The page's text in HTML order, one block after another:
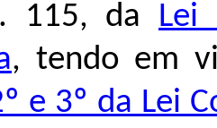
115, da Lei
, tendo em
e 3º da Lei